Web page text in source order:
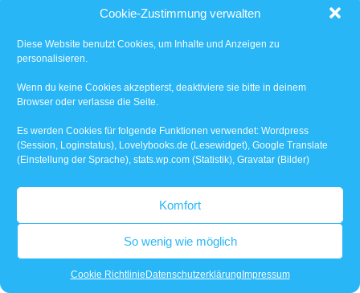
Cookie-Zustimmung verwalten
Diese Website benutzt Cookies, um Inhalte und Anzeigen zu
personalisieren.
Wenn du keine Cookies akzeptierst, deaktiviere sie bitte in deinem
Browser oder verlasse die Seite.
Es werden Cookies für folgende Funktionen verwendet: Wordpress
(Session, Loginstatus), Lovelybooks.de (Lesewidget), Google Translate
(Einstellung der Sprache), stats.wp.com (Statistik), Gravatar (Bilder)
Komfort
So wenig wie möglich
Cookie Richtlinie Datenschutzerklärung Impressum
Supermarkt eine Excel File anlegen für jedes
in welcher Kombination essen darf.